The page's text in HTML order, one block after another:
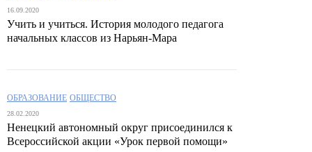
16.09.2020
Учить и учиться. История молодого педагога
начальных классов из Нарьян-Мара
ОБРАЗОВАНИЕ ОБЩЕСТВО
28.02.2020
Ненецкий автономный округ присоединился к
Всероссийской акции «Урок первой помощи»